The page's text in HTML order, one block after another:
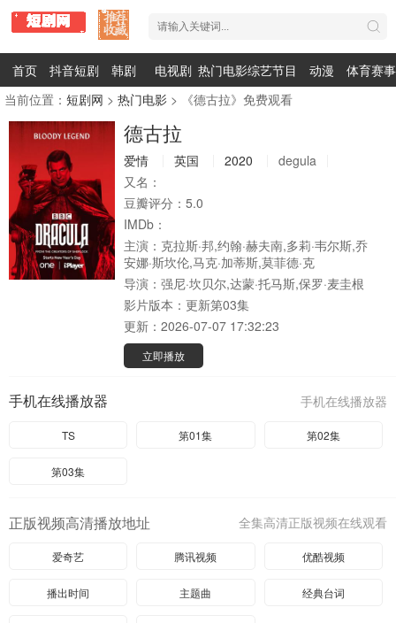
首页 抖音短剧 韩剧 电视剧 热门电影综艺节目 动漫
体育赛事
当前位置： 短剧网 > 热门电影 > 《德古拉》免费观看
德古拉
爱情 英国 2020
degula
又名：
豆瓣评分： 5.0
IMDb：
主演： 克拉斯·邦,约翰·赫夫南,多莉·韦尔斯,乔
安娜·斯坎伦,马克·加蒂斯,莫菲德·克
导演： 强尼·坎贝尔,达蒙·托马斯,保罗·麦圭根
影片版本： 更新第03集
更新： 2026-07-07 17:32:23
立即播放
手机在线播放器
手机在线播放器
TS 第01集 第02集
第03集
全集高清正版视频在线观看
正版视频高清播放地址
爱奇艺 腾讯视频 优酷视频
播出时间 主题曲 经典台词